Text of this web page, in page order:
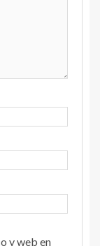
y web en